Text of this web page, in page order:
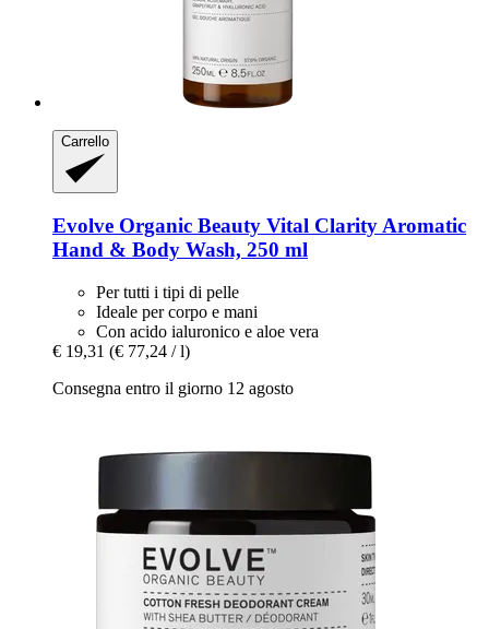
Carrello
Evolve Organic Beauty Vital Clarity Aromatic
Hand & Body Wash, 250 ml
Per tutti i tipi di pelle
Ideale per corpo e mani
Con acido ialuronico e aloe vera
€ 19,31 (€ 77,24 / l)
Consegna entro il giorno 12 agosto